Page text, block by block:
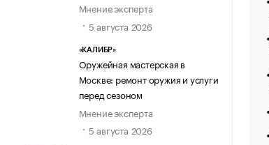
Мнение эксперта
5 августа 2026
«КАЛИБР»
Оружейная мастерская в
Москве: ремонт оружия и услуги
перед сезоном
Мнение эксперта
5 августа 2026